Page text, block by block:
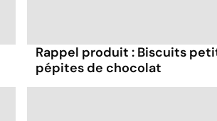
Rappel produit : Biscuits
pépites de chocolat